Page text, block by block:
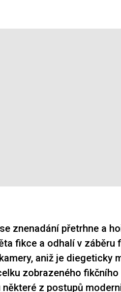
znenadání přetrhne a
fikce a odhalí v záběru
aniž je diegeticky
zobrazeného
některé z postupů